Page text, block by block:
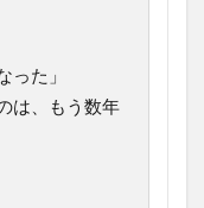
た」
は、もう数年